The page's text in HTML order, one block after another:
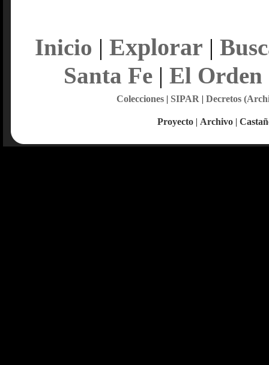
Inicio | Explorar |
Santa Fe| El Orden
Colecciones| SIPAR | Decretos
Proyecto | Archivo |